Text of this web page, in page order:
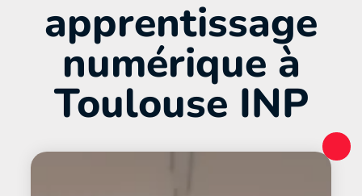
apprentissage
numérique à
Toulouse INP